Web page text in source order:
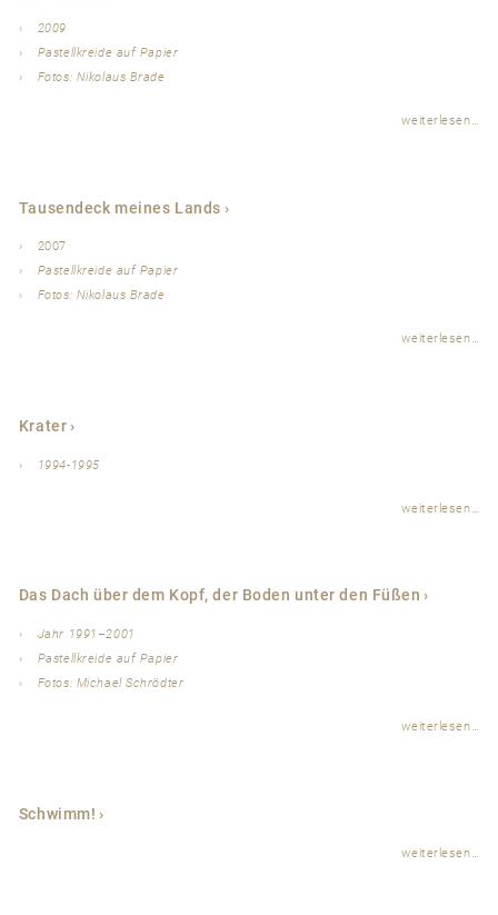
2009
Pastellkreide auf Papier
Fotos: Nikolaus Brade
weiterlesen…
Tausendeck meines Lands
2007
Pastellkreide auf Papier
Fotos: Nikolaus Brade
weiterlesen…
Krater
1994-1995
weiterlesen…
Das Dach über dem Kopf, der Boden unter den Füßen
Jahr 1991–2001
Pastellkreide auf Papier
Fotos: Michael Schrödter
weiterlesen…
Schwimm!
weiterlesen…